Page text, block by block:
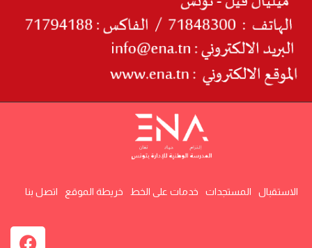
الاستقبال المستجدات خدمات على الخط خريطة الموقع اتصل بنا